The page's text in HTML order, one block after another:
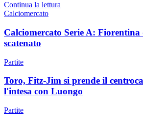
Continua la lettura
Calciomercato
Calciomercato Serie A: Fiorentina
scatenato
Partite
Toro, Fitz-Jim si prende il
l'intesa con Luongo
Partite